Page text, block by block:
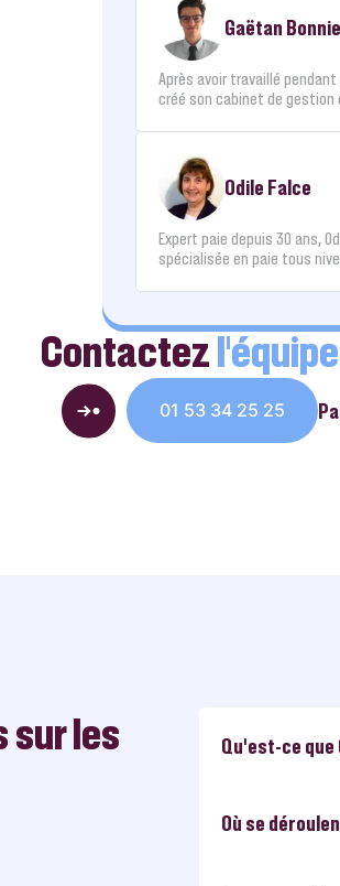
Gaëtan
Après avoir travaillé
créé son cabinet de gestion
Odile Falce
Expert paie depuis 30 ans,
spécialisée en paie tous
Contactez
01 53 34 25 25
sur les
Qu'est-ce que
Où se